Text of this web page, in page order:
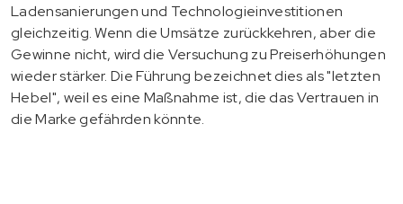
Ladensanierungen und Technologieinvestitionen
gleichzeitig. Wenn die Umsätze zurückkehren, aber die
Gewinne nicht, wird die Versuchung zu Preiserhöhungen
wieder stärker. Die Führung bezeichnet dies als "letzten
Hebel", weil es eine Maßnahme ist, die das Vertrauen in
die Marke gefährden könnte.